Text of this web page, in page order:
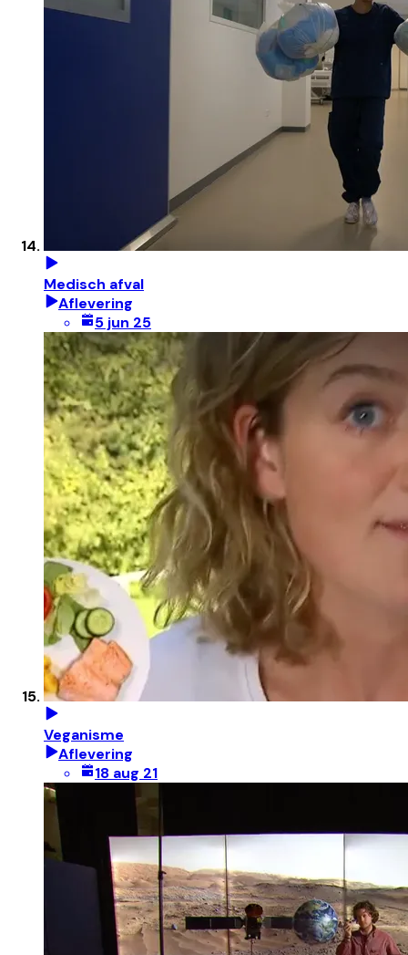
Medisch afval
Aflevering
5 jun 25
Veganisme
Aflevering
18 aug 21